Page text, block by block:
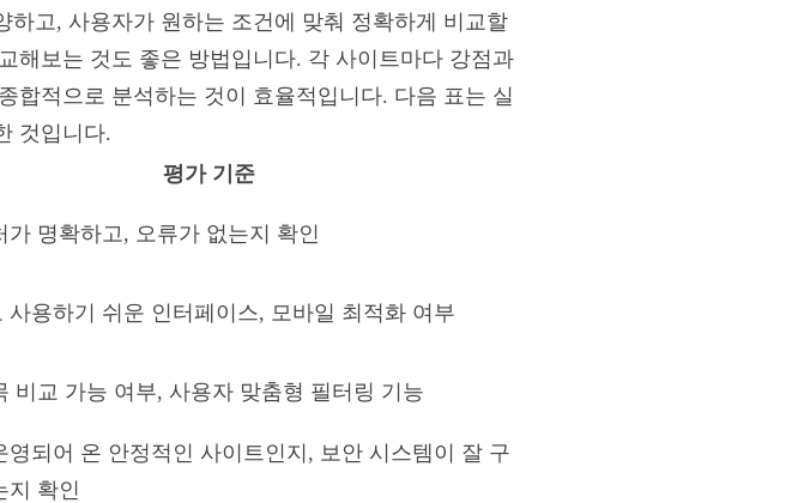
고, 사용자가 원하는 조건에 맞춰 정확하게 비교할
해보는 것도 좋은 방법입니다. 각 사이트마다 강점과
합적으로 분석하는 것이 효율적입니다. 다음 표는 실
것입니다.
평가 기준
가 명확하고, 오류가 없는지 확인
사용하기 쉬운 인터페이스, 모바일 최적화 여부
비교 가능 여부, 사용자 맞춤형 필터링 기능
영되어 온 안정적인 사이트인지, 보안 시스템이 잘 구
지 확인